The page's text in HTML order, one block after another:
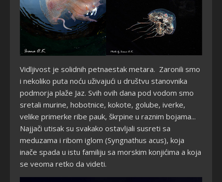
Vidljivost je solidnih petnaestak metara. Zaronili smo
i nekoliko puta noću uživajući u društvu stanovnika
podmorja plaže Jaz. Svih ovih dana pod vodom smo
sretali murine, hobotnice, kokote, golube, iverke,
velike primerke ribe pauk, škrpine u raznim bojama...
Najjači utisak su svakako ostavljali susreti sa
meduzama i ribom iglom (Syngnathus acus), koja
inače spada u istu familiju sa morskim konjićima a koja
se veoma retko da videti.